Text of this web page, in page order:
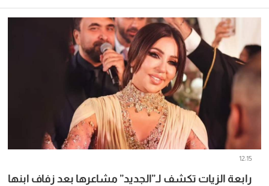
رابعة الزيات تكشف لـ”الجديد” مشاعرها بعد زفاف ابنها
12:15